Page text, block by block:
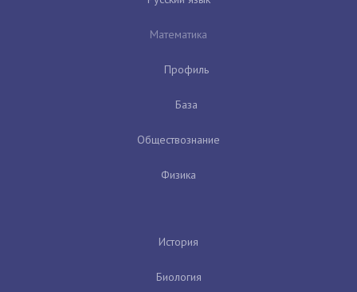
Математика
Профиль
База
Обществознание
Физика
История
Биология